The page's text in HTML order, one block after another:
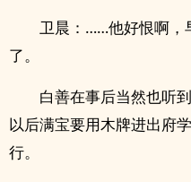
卫晨：……他好恨啊，
了。
白善在事后当然也听
以后满宝要用木牌进出府
行。